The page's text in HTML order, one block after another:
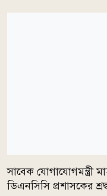
সাবেক যোগাযোগমন্ত্রী
ডিএনসিসি প্রশাসকের